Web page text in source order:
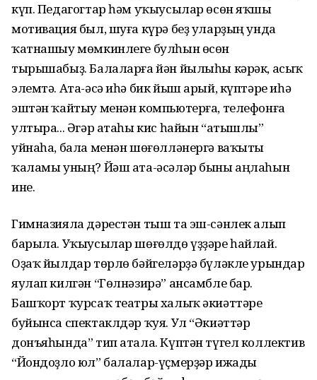
күп. Педагогтар һәм уҡыусылар өсөн яҡшы
мотивация был, шуға күрә беҙ уларҙың унда
ҡатнашыу мөмкинлеге булһын өсөн
тырышабыҙ. Балаларға йән йылыһы кәрәк, асыҡ
элемтә. Ата-әсә иһә бик йыш арый, күптәре иһә
эштән ҡайтыу менән компьютерға, телефонға
ултыра... Әгәр атаһы кис һайын “атышлы”
уйнаһа, бала менән шөғөлләнергә ваҡыты
ҡаламы уның? Йәш ата-әсәләр быны аңлаһын
ине.
Гимназияла дәрестән тыш та эш-сәнлек алып
барыла. Уҡыусылар шөғөлдө үҙҙәре һайлай.
Оҙаҡ йылдар төрлө бәйгеләрҙә бүләкле урындар
яулап килгән “Гөлнәзирә” ансамбле бар.
Башҡорт ҡурсаҡ театры халыҡ әкиәттәре
буйынса спектаклдәр ҡуя. Ул “Әкиәттәр
донъяһында” тип атала. Күптән түгел коллектив
“Йондоҙло юл” балалар-үҫмерҙәр ижады